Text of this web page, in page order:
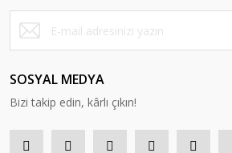
SOSYAL MEDYA
Bizi takip edin, kârlı çıkın!